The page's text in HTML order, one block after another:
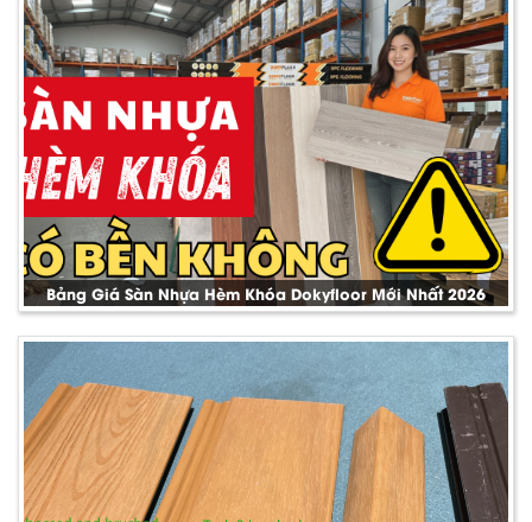
Bảng Giá Sàn Nhựa Hèm Khóa Dokyfloor Mới Nhất 2026